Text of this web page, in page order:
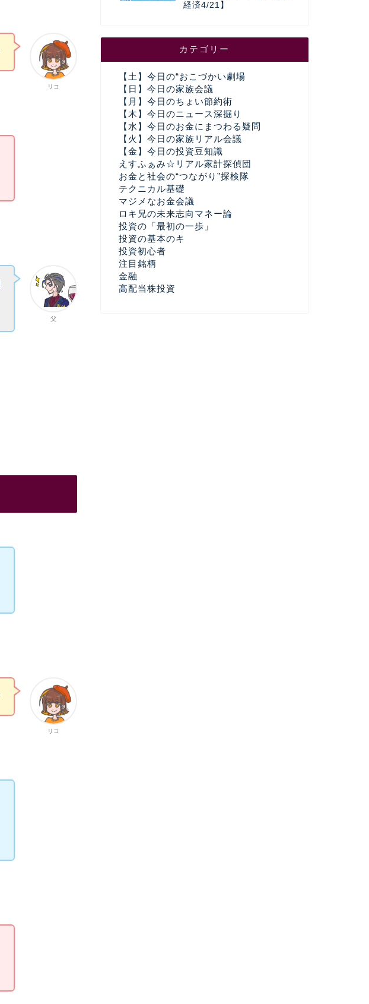
リコ
父
リコ
経済4/21】
カテゴリー
【土】今日の“おこづかい劇場
【日】今日の家族会議
【月】今日のちょい節約術
【木】今日のニュース深掘り
【水】今日のお金にまつわる疑問
【火】今日の家族リアル会議
【金】今日の投資豆知識
えすふぁみ☆リアル家計探偵団
お金と社会の“つながり”探検隊
テクニカル基礎
マジメなお金会議
ロキ兄の未来志向マネー論
投資の「最初の一歩」
投資の基本のキ
投資初心者
注目銘柄
金融
高配当株投資